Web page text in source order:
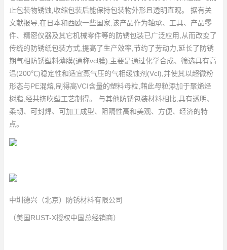
止包装物锈蚀,收缩包装后能保持包装物外形且透明直观。 据有关
文献报导,在日本和西欧一些国家,该产品作为轴承、工具、产品零
件、精密仪器及其它机械零件等的防锈包装已广泛应用,从而改变了
传统的防锈纸包装方式,提高了生产效率,节约了劳动力,延长了防锈
期气相防锈塑料薄膜(通称vcl膜),主要是通过化学合成、筛选具有高
温(200℃)稳定性和适宜蒸气压的气相缓蚀剂(Vcl),并使其以超微粉
形态与PE混熔,制得高VCI含量的塑料母粒,藉此母粒添加于聚烯烃
树脂,经共挤吹塑工艺制得。 与其他防锈包装材料相比,具有透明、
柔韧、可封焊、可加工成型、阻隔性高和美观、方便、经济的特
点。
中圳德兴（北京）防锈材料有限公司
（美国RUST-X授权中国总经销商）